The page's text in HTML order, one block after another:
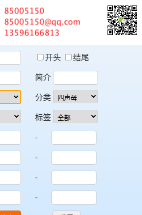
开头
结尾
简介
分类
标签
-
-
-
-